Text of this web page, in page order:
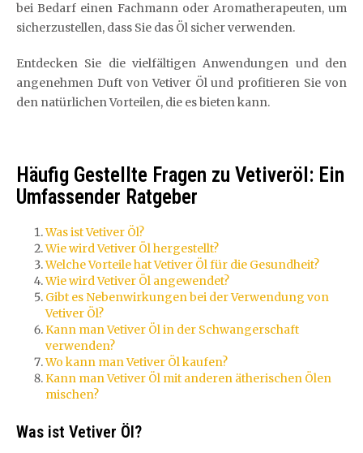
bei Bedarf einen Fachmann oder Aromatherapeuten, um
sicherzustellen, dass Sie das Öl sicher verwenden.
Entdecken Sie die vielfältigen Anwendungen und den
angenehmen Duft von Vetiver Öl und profitieren Sie von
den natürlichen Vorteilen, die es bieten kann.
Häufig Gestellte Fragen zu Vetiveröl: Ein
Umfassender Ratgeber
Was ist Vetiver Öl?
Wie wird Vetiver Öl hergestellt?
Welche Vorteile hat Vetiver Öl für die Gesundheit?
Wie wird Vetiver Öl angewendet?
Gibt es Nebenwirkungen bei der Verwendung von
Vetiver Öl?
Kann man Vetiver Öl in der Schwangerschaft
verwenden?
Wo kann man Vetiver Öl kaufen?
Kann man Vetiver Öl mit anderen ätherischen Ölen
mischen?
Was ist Vetiver Öl?